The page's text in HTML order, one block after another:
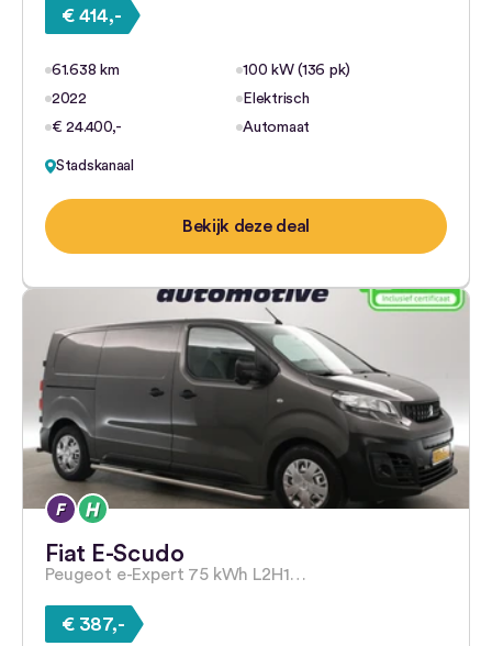
€ 414,-
61.638 km
100 kW (136 pk)
2022
Elektrisch
€ 24.400,-
Automaat
Stadskanaal
Bekijk deze deal
Fiat E-Scudo
Peugeot e-Expert 75 kWh L2H1…
€ 387,-